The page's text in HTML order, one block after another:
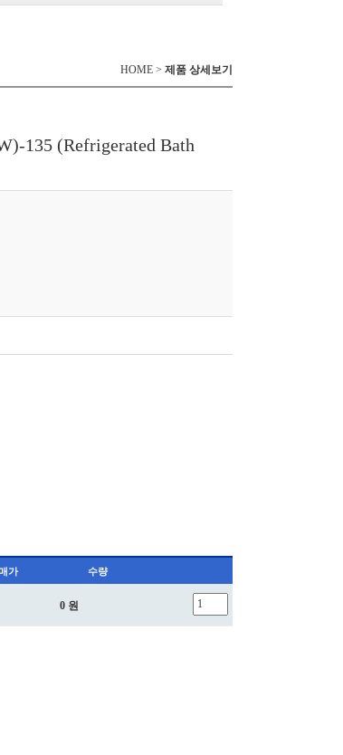
HOME > 제품 상세보기
135 (Refrigerated Bath
가 수량
0 원